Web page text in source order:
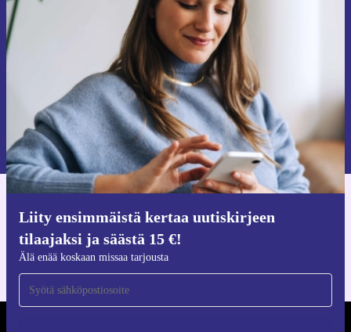
Liity ensimmäistä kertaa uutiskirjeen
tilaajaksi ja säästä 15 €!
Älä enää koskaan missaa tarjousta
tilaajaksi ja säästä 15 €!
Älä missaa enää yhtäkään tarjousta.
Pyydä etukuponki
Lisätietoja henkilötietojen käytöstä löydättietosuojaselosteestamme.
iOS:lle ja Androidille